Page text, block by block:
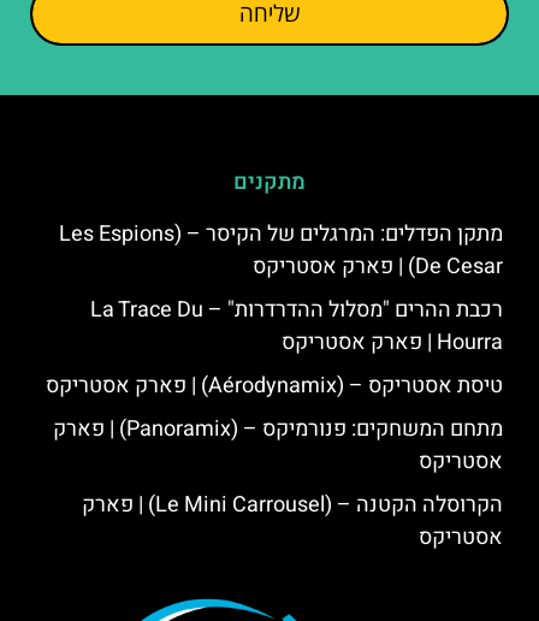
שליחה
מתקנים
מתקן הפדלים: המרגלים של הקיסר – (Les Espions
De Cesar) | פארק אסטריקס
רכבת ההרים "מסלול ההדרדרות" – La Trace Du
Hourra | פארק אסטריקס
טיסת אסטריקס – (Aérodynamix) | פארק אסטריקס
מתחם המשחקים: פנורמיקס – (Panoramix) | פארק
אסטריקס
הקרוסלה הקטנה – (Le Mini Carrousel) | פארק
אסטריקס